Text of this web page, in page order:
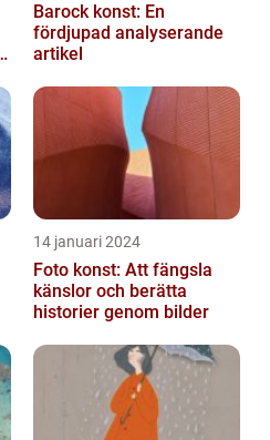
Barock konst: En
fördjupad analyserande
artikel
14 januari 2024
Foto konst: Att fängsla
känslor och berätta
historier genom bilder